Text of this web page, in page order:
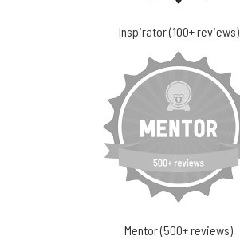
Inspirator (100+ reviews)
Mentor (500+ reviews)